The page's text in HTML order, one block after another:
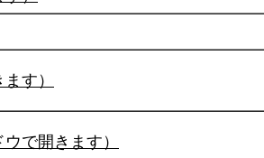
す）
で開きます）